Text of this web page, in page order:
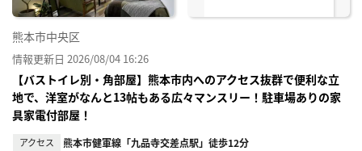
熊本市中央区
情報更新日 2026/08/04 16:26
【バストイレ別・角部屋】熊本市内へのアクセス抜群で便利な立
地で、洋室がなんと13帖もある広々マンスリー！駐車場ありの家
具家電付部屋！
アクセス 熊本市健軍線「九品寺交差点駅」徒歩12分